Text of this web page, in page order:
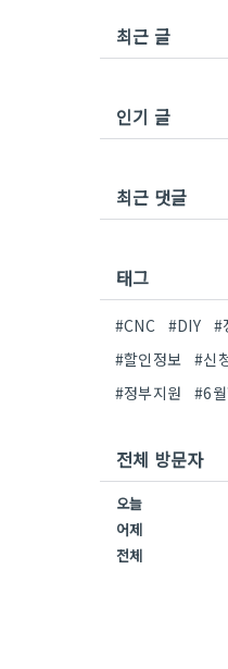
최근 글
인기 글
최근 댓글
태그
#CNC #DIY #
#할인정보
#신
#정부지원
#6
전체 방문자
오늘
어제
전체